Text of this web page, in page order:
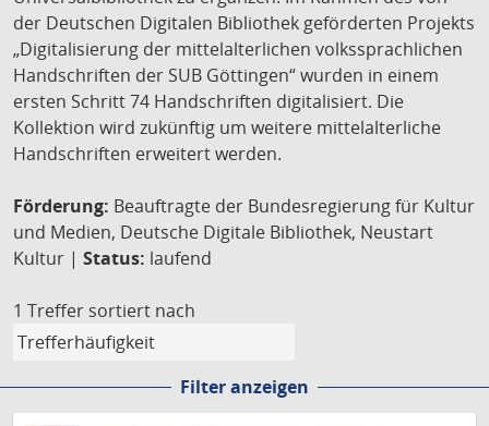
der Deutschen Digitalen Bibliothek geförderten Projekts
„Digitalisierung der mittelalterlichen volkssprachlichen
Handschriften der SUB Göttingen“ wurden in einem
ersten Schritt 74 Handschriften digitalisiert. Die
Kollektion wird zukünftig um weitere mittelalterliche
Handschriften erweitert werden.
Förderung: Beauftragte der Bundesregierung für Kultur
und Medien, Deutsche Digitale Bibliothek, Neustart
Kultur | Status: laufend
1 Treffer sortiert nach
Filter anzeigen